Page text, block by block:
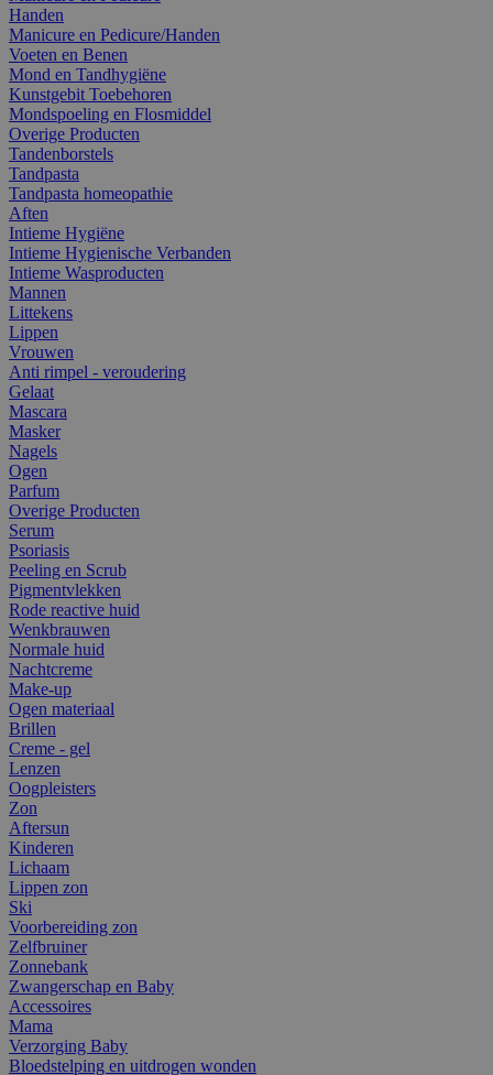
Handen
Manicure en Pedicure/Handen
Voeten en Benen
Mond en Tandhygiëne
Kunstgebit Toebehoren
Mondspoeling en Flosmiddel
Overige Producten
Tandenborstels
Tandpasta
Tandpasta homeopathie
Aften
Intieme Hygiëne
Intieme Hygienische Verbanden
Intieme Wasproducten
Mannen
Littekens
Lippen
Vrouwen
Anti rimpel - veroudering
Gelaat
Mascara
Masker
Nagels
Ogen
Parfum
Overige Producten
Serum
Psoriasis
Peeling en Scrub
Pigmentvlekken
Rode reactive huid
Wenkbrauwen
Normale huid
Nachtcreme
Make-up
Ogen materiaal
Brillen
Creme - gel
Lenzen
Oogpleisters
Zon
Aftersun
Kinderen
Lichaam
Lippen zon
Ski
Voorbereiding zon
Zelfbruiner
Zonnebank
Zwangerschap en Baby
Accessoires
Mama
Verzorging Baby
Bloedstelping en uitdrogen wonden